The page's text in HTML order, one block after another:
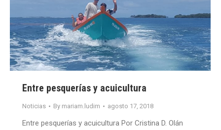
Entre pesquerías y acuicultura
Noticias By mariam.ludim agosto 17, 2018
Entre pesquerías y acuicultura Por Cristina D. Olán